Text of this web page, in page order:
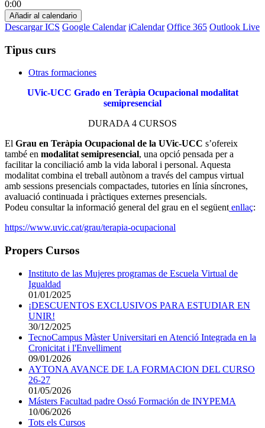
0:00
Añadir al calendario
Descargar ICS Google Calendar iCalendar Office 365 Outlook Live
Tipus curs
Otras formaciones
UVic-UCC Grado en Teràpia Ocupacional modalitat
semipresencial
DURADA 4 CURSOS
El Grau en Teràpia Ocupacional de la UVic-UCC s’ofereix
també en modalitat semipresencial, una opció pensada per a
facilitar la conciliació amb la vida laboral i personal. Aquesta
modalitat combina el treball autònom a través del campus virtual
amb sessions presencials compactades, tutories en línia síncrones,
avaluació continuada i pràctiques externes presencials.
Podeu consultar la informació general del grau en el següent enllaç:
https://www.uvic.cat/grau/terapia-ocupacional
Propers Cursos
Instituto de las Mujeres programas de Escuela Virtual de
Igualdad
01/01/2025
¡DESCUENTOS EXCLUSIVOS PARA ESTUDIAR EN
UNIR!
30/12/2025
TecnoCampus Màster Universitari en Atenció Integrada en la
Cronicitat i l'Envelliment
09/01/2026
AYTONA AVANCE DE LA FORMACION DEL CURSO
26-27
01/05/2026
Másters Facultad padre Ossó Formación de INYPEMA
10/06/2026
Tots els Cursos